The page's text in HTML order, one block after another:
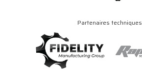
Partenaires techniques